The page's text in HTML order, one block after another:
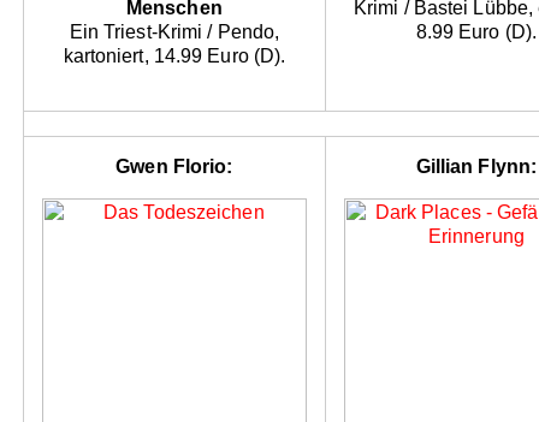
Menschen
Ein Triest-Krimi / Pendo,
kartoniert, 14.99 Euro (D).
Krimi / Bastei Lübbe,
8.99 Euro (D).
Gwen Florio: Gillian Flynn: